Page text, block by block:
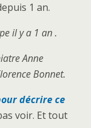
1 an.
il y a 1 an .
Anne
Bonnet.
décrire ce
voir. Et tout